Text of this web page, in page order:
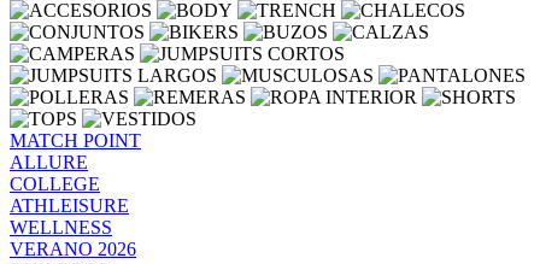
MATCH POINT
ALLURE
COLLEGE
ATHLEISURE
WELLNESS
VERANO 2026